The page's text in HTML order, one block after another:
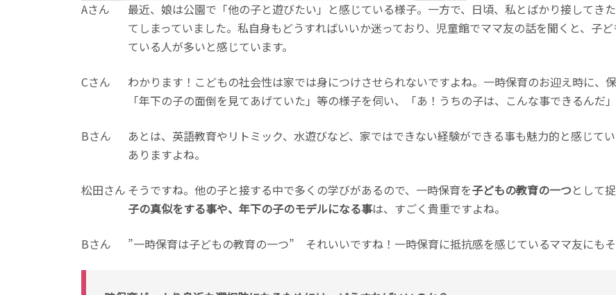
Aさん
最近、娘は公園で「他の子と遊びたい」と感じている様子。一方で、日頃、私とばかり接してき
てしまっていました。私自身もどうすればいいか迷っており、児童館でママ友の話を聞くと、子
ている人が多いと感じています。
Cさん
わかります！こどもの社会性は家では身につけさせられないですよね。一時保育のお迎え時に、
「年下の子の面倒を見てあげていた」等の様子を伺い、「あ！うちの子は、こんな事できるんだ
Bさん
あとは、英語教育やリトミック、水遊びなど、家ではできない経験ができる事も魅力的と感じて
ありますよね。
松田さん そうですね。他の子と接する中で多くの学びがあるので、一時保育を子どもの教育の一つとして
子の真似をする事や、年下の子のモデルになる事は、すごく貴重ですよね。
Bさん ”一時保育は子どもの教育の一つ” それいいですね！一時保育に抵抗感を感じているママ友にも